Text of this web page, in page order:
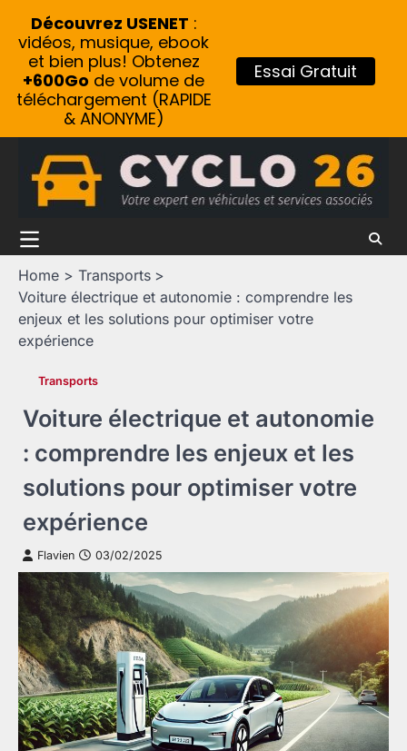
content
Home
Transports
Voiture électrique et autonomie : comprendre les
enjeux et les solutions pour optimiser votre
expérience
Transports
Voiture électrique et autonomie
: comprendre les enjeux et les
solutions pour optimiser votre
expérience
Flavien 03/02/2025
Découvrez USENET :
vidéos, musique, ebook
et bien plus! Obtenez
+600Go de volume de
téléchargement (RAPIDE
& ANONYME)
Essai Gratuit